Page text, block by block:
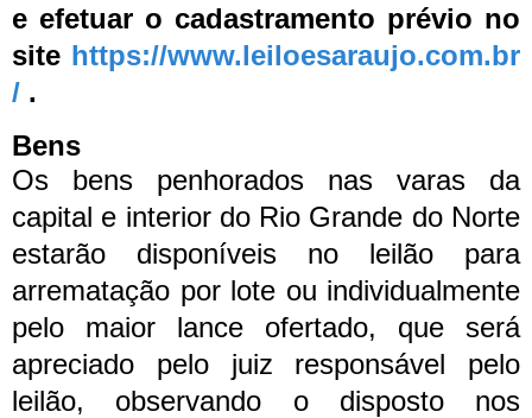
e efetuar o cadastramento prévio no
site https://www.leiloesaraujo.com.br
/ .
Bens
Os bens penhorados nas varas da
capital e interior do Rio Grande do Norte
estarão disponíveis no leilão para
arrematação por lote ou individualmente
pelo maior lance ofertado, que será
apreciado pelo juiz responsável pelo
leilão, observando o disposto nos